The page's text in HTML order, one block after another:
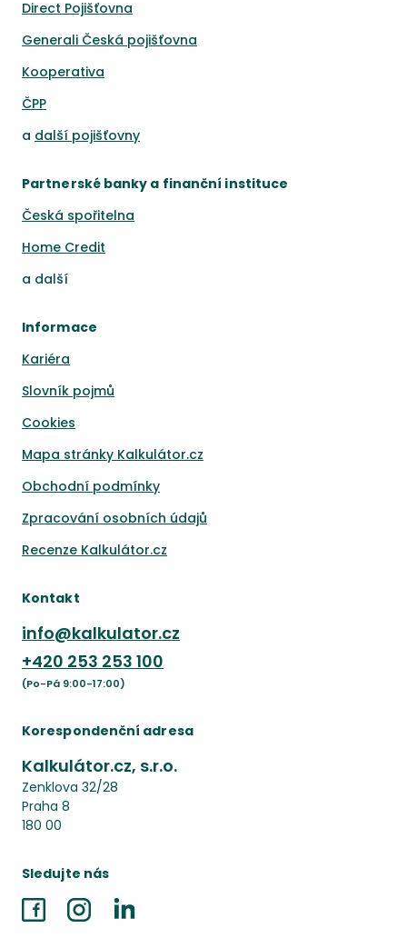
Direct Pojišťovna
Generali Česká pojišťovna
Kooperativa
ČPP
a další pojišťovny
Partnerské banky a finanční instituce
Česká spořitelna
Home Credit
a další
Informace
Kariéra
Slovník pojmů
Cookies
Mapa stránky Kalkulátor.cz
Obchodní podmínky
Zpracování osobních údajů
Recenze Kalkulátor.cz
Kontakt
info@kalkulator.cz
+420 253 253 100
(Po-Pá 9:00-17:00)
Korespondenční adresa
Kalkulátor.cz, s.r.o.
Zenklova 32/28
Praha 8
180 00
Sledujte nás
FacebookInstagramLinkedIn